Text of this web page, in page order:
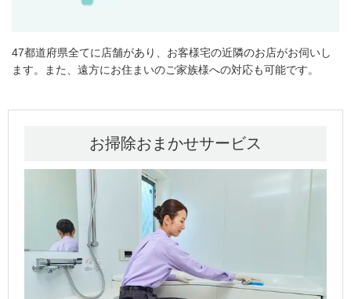
47都道府県全てに店舗があり、お客様宅の近隣のお店がお伺いし
ます。また、遠方にお住まいのご家族様への対応も可能です。
お掃除おまかせサービス